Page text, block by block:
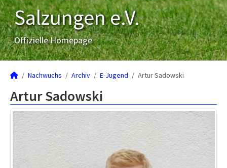
Salzungen e.V.
Offizielle Homepage
Nachwuchs Archiv E-Jugend Artur Sadowski
Artur Sadowski